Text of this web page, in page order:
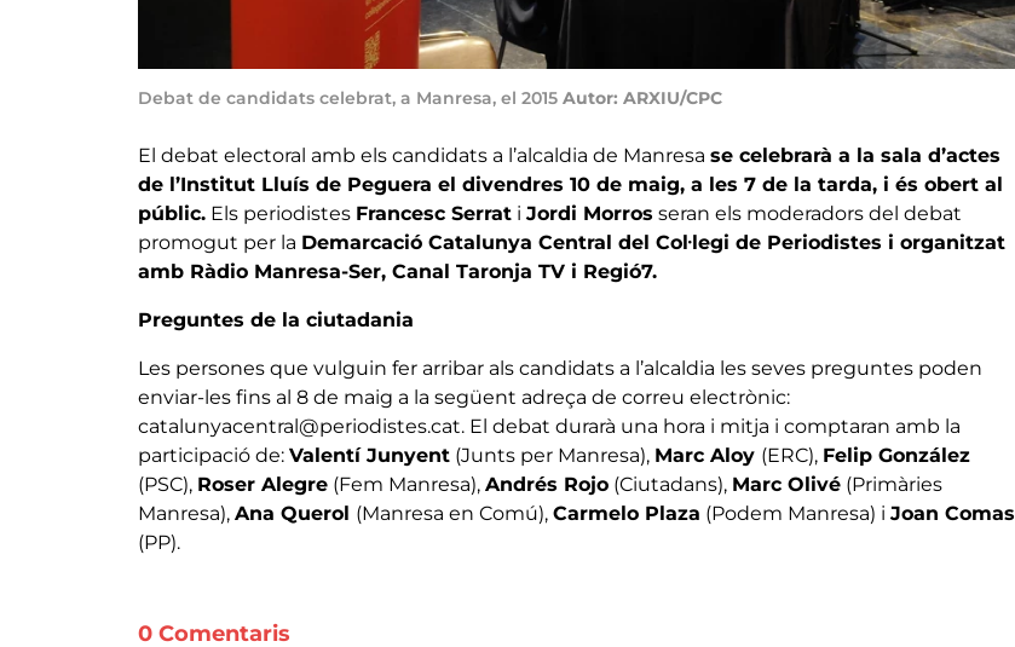
Debat de candidats celebrat, a Manresa, el 2015 Autor: ARXIU/CPC
El debat electoral amb els candidats a l’alcaldia de Manresa se celebrarà a la sala d’actes
de l’Institut Lluís de Peguera el divendres 10 de maig, a les 7 de la tarda, i és obert al
públic. Els periodistes Francesc Serrat i Jordi Morros seran els moderadors del debat
promogut per la Demarcació Catalunya Central del Col·legi de Periodistes i organitzat
amb Ràdio Manresa-Ser, Canal Taronja TV i Regió7.
Preguntes de la ciutadania
Les persones que vulguin fer arribar als candidats a l’alcaldia les seves preguntes poden
enviar-les fins al 8 de maig a la següent adreça de correu electrònic:
catalunyacentral@periodistes.cat. El debat durarà una hora i mitja i comptaran amb la
participació de: Valentí Junyent (Junts per Manresa), Marc Aloy (ERC), Felip González
(PSC), Roser Alegre (Fem Manresa), Andrés Rojo (Ciutadans), Marc Olivé (Primàries
Manresa), Ana Querol (Manresa en Comú), Carmelo Plaza (Podem Manresa) i Joan Comas
(PP).
0 Comentaris